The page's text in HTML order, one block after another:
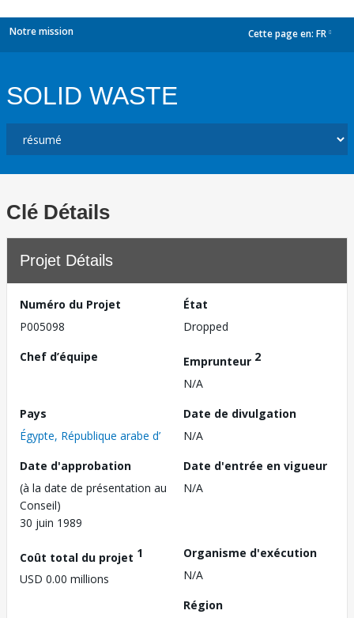
Notre mission Cette page en: FR
SOLID WASTE
Clé Détails
Projet Détails
Numéro du Projet
P005098
État
Dropped
Chef d’équipe
Emprunteur 2
N/A
Pays
Égypte, République arabe d’
Date de divulgation
N/A
Date d'approbation
(à la date de présentation au
Conseil)
30 juin 1989
Date d'entrée en vigueur
N/A
Coût total du projet 1
USD 0.00 millions
Organisme d'exécution
N/A
Région